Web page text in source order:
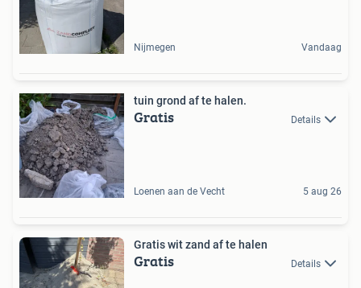
Nijmegen Vandaag
tuin grond af te halen.
Gratis Details
Loenen aan de Vecht 5 aug 26
Gratis wit zand af te halen
Gratis Details